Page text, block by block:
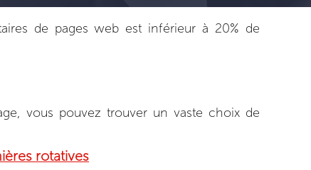
de pages web est inférieur à 20% de
vous pouvez trouver un vaste choix de
rotatives